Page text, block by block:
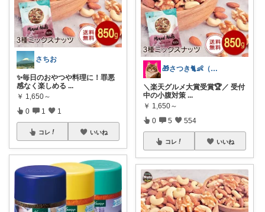
さちお
✨毎日のおやつや料理に！罪悪
感なく楽しめる ...
￥ 1,650～
0 1 1
コレ いいね
🎁さつき🐈👶（ときどき🐺）
＼楽天グルメ大賞受賞🏆／ 受付
中の小腹対策 ...
￥ 1,650～
0 5 554
コレ いいね